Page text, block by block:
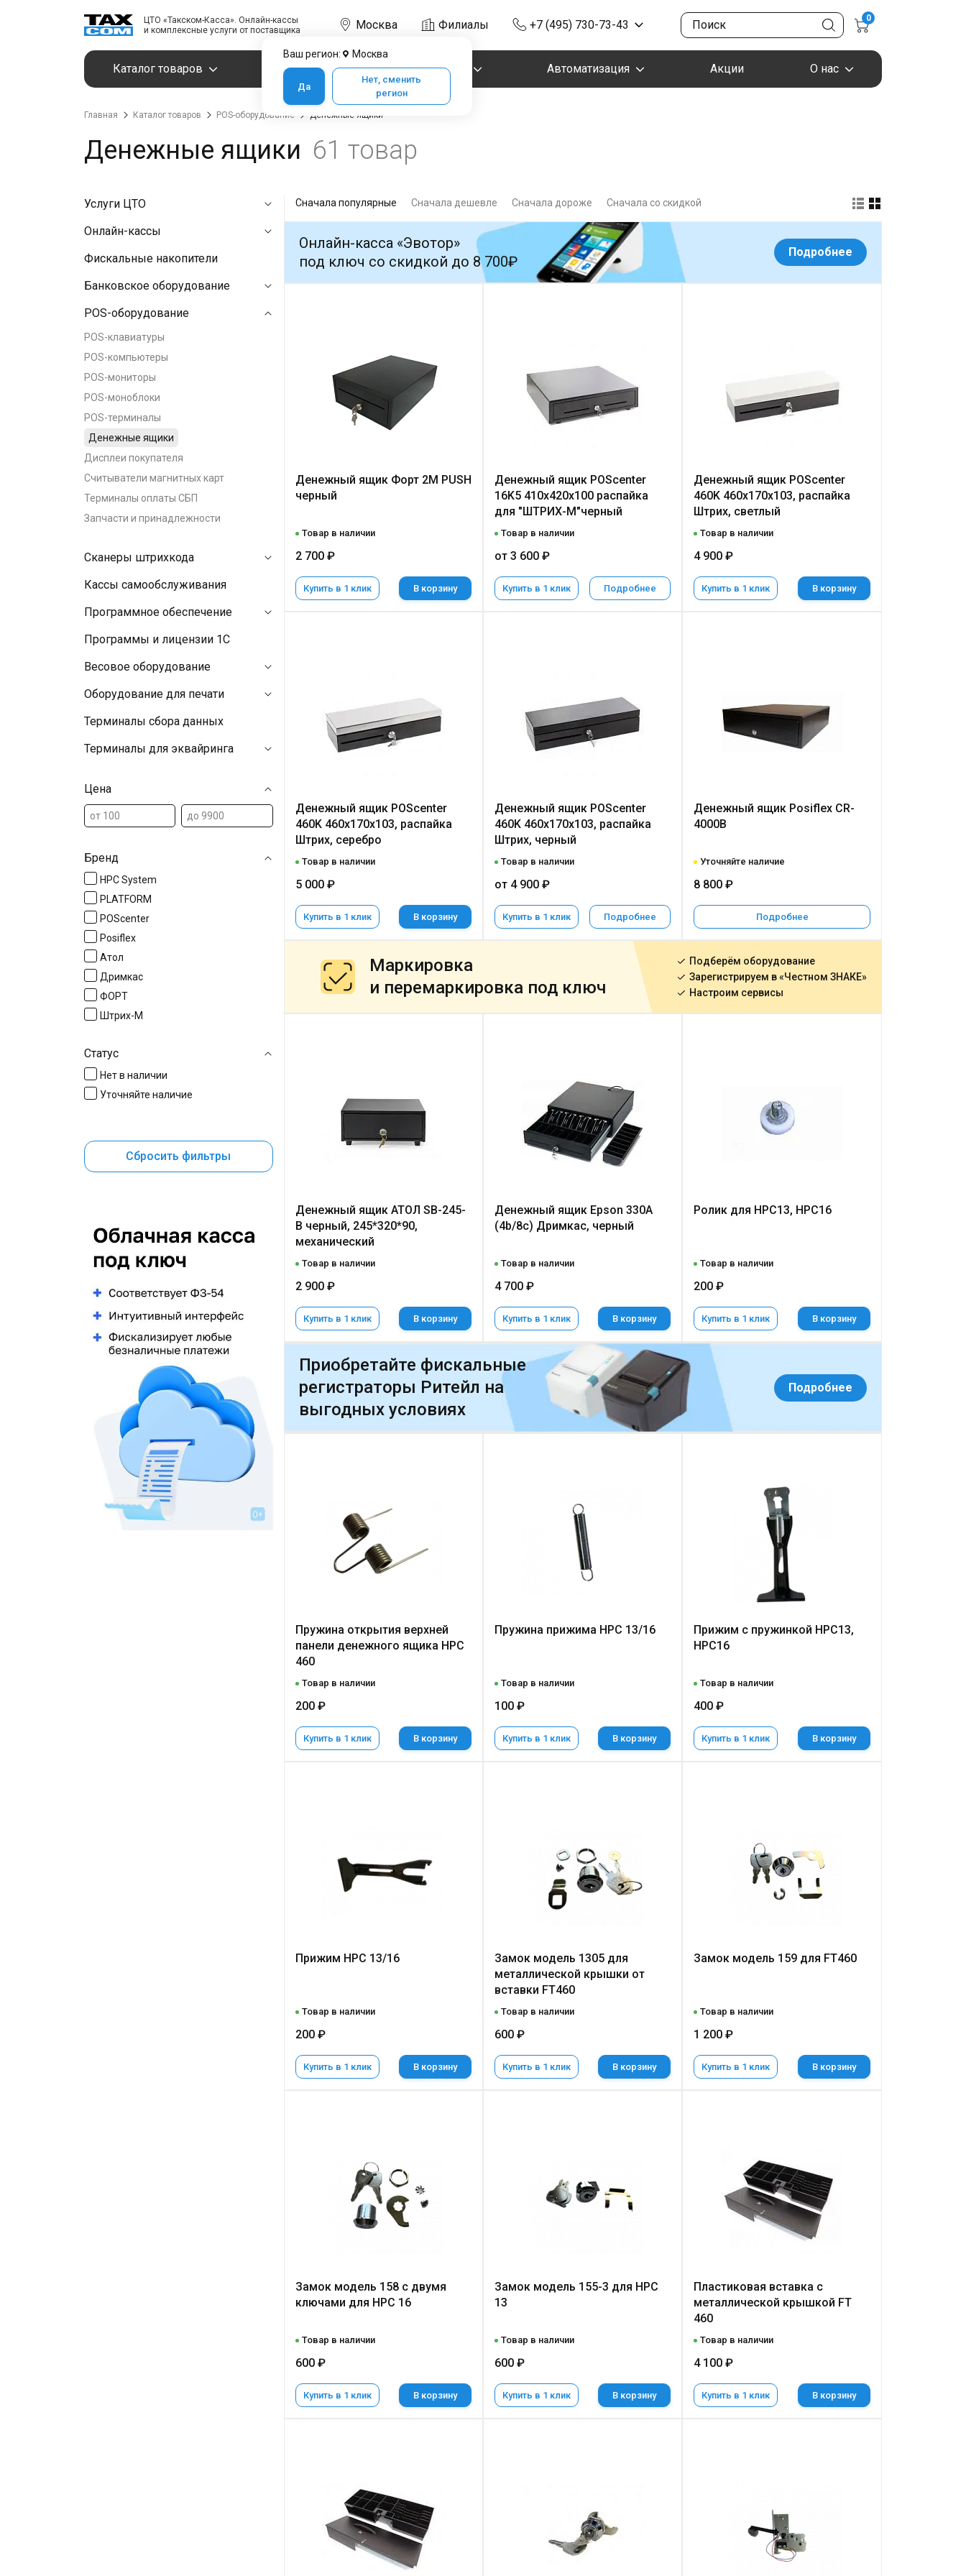
ЦТО «Такском-Касса». Онлайн-кассы
и комплексные услуги от поставщика
Москва
Ваш регион: Москва
Да
Нет, сменить
регион
Филиалы +7 (495) 730-73-43
0
Каталог товаров Услуги Маркировка Автоматизация Акции О нас
Главная Каталог товаров POS-оборудование Денежные ящики
Денежные ящики 61 товар
Услуги ЦТО
Онлайн-кассы
Фискальные накопители
Банковское оборудование
POS-оборудование
POS-клавиатуры
POS-компьютеры
POS-мониторы
POS-моноблоки
POS-терминалы
Денежные ящики
Дисплеи покупателя
Считыватели магнитных карт
Терминалы оплаты СБП
Запчасти и принадлежности
Сканеры штрихкода
Кассы самообслуживания
Программное обеспечение
Программы и лицензии 1C
Весовое оборудование
Оборудование для печати
Терминалы сбора данных
Терминалы для эквайринга
Цена
Бренд
HPC System
PLATFORM
POScenter
Posiflex
Атол
Дримкас
ФОРТ
Штрих-М
Статус
Нет в наличии
Уточняйте наличие
Сбросить фильтры
Сначала популярные Сначала дешевле Сначала дороже Сначала со скидкой
Денежный ящик Форт 2M PUSH
черный
Товар в наличии
2 700 ₽
Купить в 1 клик В корзину
Денежный ящик POScenter
16K5 410x420x100 распайка
для "ШТРИХ-М"черный
Товар в наличии
от 3 600 ₽
Купить в 1 клик Подробнее
Денежный ящик POScenter
460K 460x170x103, распайка
Штрих, светлый
Товар в наличии
4 900 ₽
Купить в 1 клик В корзину
Денежный ящик POScenter
460K 460x170x103, распайка
Штрих, серебро
Товар в наличии
5 000 ₽
Купить в 1 клик В корзину
Денежный ящик POScenter
460K 460x170x103, распайка
Штрих, черный
Товар в наличии
от 4 900 ₽
Купить в 1 клик Подробнее
Денежный ящик Posiflex CR-
4000B
Уточняйте наличие
8 800 ₽
Подробнее
Денежный ящик АТОЛ SB-245-
B черный, 245*320*90,
механический
Товар в наличии
2 900 ₽
Купить в 1 клик В корзину
Денежный ящик Epson 330A
(4b/8c) Дримкас, черный
Товар в наличии
4 700 ₽
Купить в 1 клик В корзину
Ролик для НРС13, НРС16
Товар в наличии
200 ₽
Купить в 1 клик В корзину
Пружина открытия верхней
панели денежного ящика НРС
460
Товар в наличии
200 ₽
Купить в 1 клик В корзину
Пружина прижима НРС 13/16
Товар в наличии
100 ₽
Купить в 1 клик В корзину
Прижим с пружинкой НРС13,
НРС16
Товар в наличии
400 ₽
Купить в 1 клик В корзину
Прижим НРС 13/16
Товар в наличии
200 ₽
Купить в 1 клик В корзину
Замок модель 1305 для
металлической крышки от
вставки FT460
Товар в наличии
600 ₽
Купить в 1 клик В корзину
Замок модель 159 для FT460
Товар в наличии
1 200 ₽
Купить в 1 клик В корзину
Замок модель 158 с двумя
ключами для НРС 16
Товар в наличии
600 ₽
Купить в 1 клик В корзину
Замок модель 155-3 для НРС
13
Товар в наличии
600 ₽
Купить в 1 клик В корзину
Пластиковая вставка с
металлической крышкой FT
460
Товар в наличии
4 100 ₽
Купить в 1 клик В корзину
Онлайн-касса «Эвотор»
под ключ со скидкой до 8 700₽
Подробнее
Маркировка
и перемаркировка под ключ
Подберём оборудование
Зарегистрируем в «Честном ЗНАКЕ»
Настроим сервисы
Приобретайте фискальные
регистраторы Ритейл на
выгодных условиях
Подробнее